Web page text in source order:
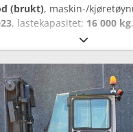
(brukt), maskin-/
, lastekapasitet: 16 000 kg
,
2 400 mm, total lengde:5
mm, driftsvekt:25 470 kg
Front mud guards,
, Kalmar ECG160-12
Ns Acbef